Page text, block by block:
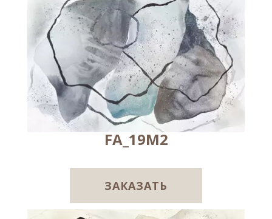
FA_19M2
ЗАКАЗАТЬ